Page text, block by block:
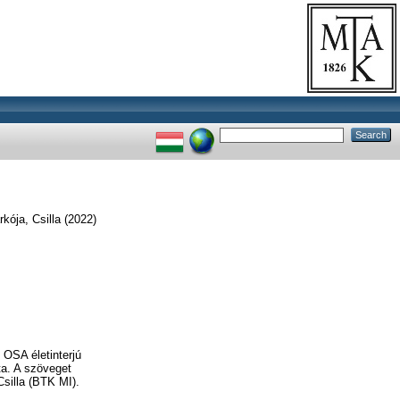
Csilla (2022)
életinterjú
A szöveget
(BTK MI).